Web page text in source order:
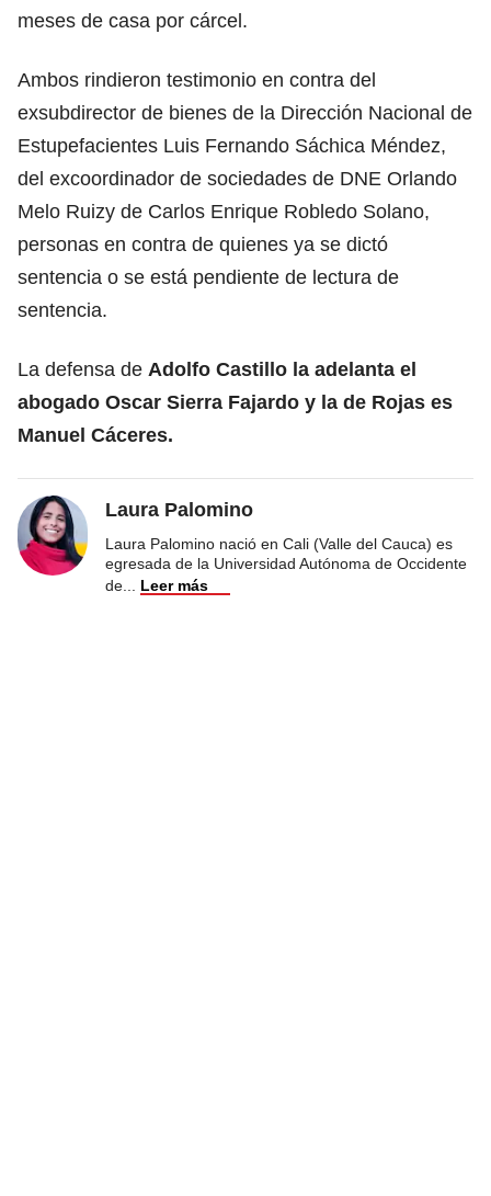
meses de casa por cárcel.
Ambos rindieron testimonio en contra del
exsubdirector de bienes de la Dirección Nacional de
Estupefacientes Luis Fernando Sáchica Méndez,
del excoordinador de sociedades de DNE Orlando
Melo Ruizy de Carlos Enrique Robledo Solano,
personas en contra de quienes ya se dictó
sentencia o se está pendiente de lectura de
sentencia.
La defensa de Adolfo Castillo la adelanta el
abogado Oscar Sierra Fajardo y la de Rojas es
Manuel Cáceres.
Laura Palomino
Laura Palomino nació en Cali (Valle del Cauca) es
egresada de la Universidad Autónoma de Occidente
de
Leer más